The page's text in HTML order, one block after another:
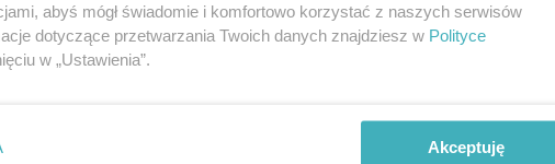
abyś mógł świadomie i komfortowo korzystać z naszych serwisów
dotyczące przetwarzania Twoich danych znajdziesz w Polityce
w „Ustawienia”.
Akceptuję